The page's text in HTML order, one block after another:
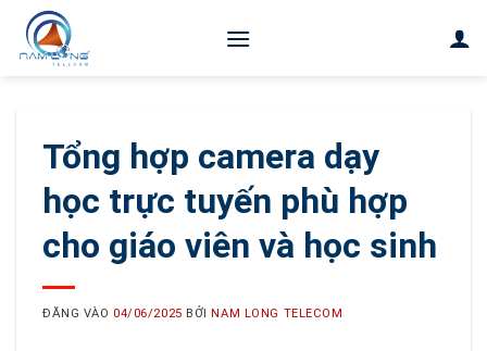
nội
Tổng hợp camera dạy
học trực tuyến phù hợp
cho giáo viên và học sinh
ĐĂNG VÀO 04/06/2025 BỞINAM LONG TELECOM